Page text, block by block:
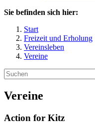
Sie befinden sich hier:
Start
Freizeit und Erholung
Vereinsleben
Vereine
Vereine
Action for Kitz